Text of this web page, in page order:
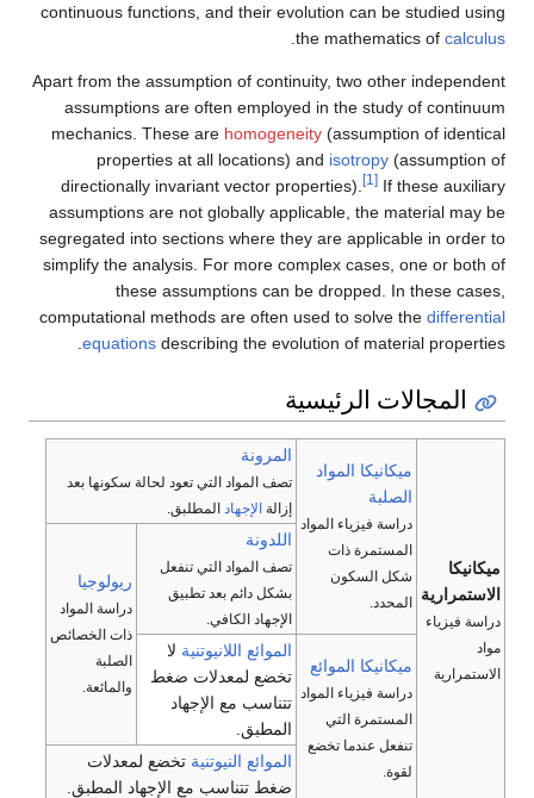
continuous functions, and their evolution
the
.
Apart from the assumption of continuity, two
assumptions are often employed in the
mechanics. These arehomogeneity
properties at all locations) and
directionally invariant vector properties).
assumptions are not globally applicable,
segregated into sections where they are
simplify the analysis. For more complex
these assumptions can be
computational methods are often used to
equationsdescribing the evolution of
تصف المواد التي تعود لحالة سكونها بعد
الإجهادالمطلبق.
اللدونة
تصف المواد التي تنفعل
بشكل دائم بعد تطبيق
الإجهاد الكافي.
ريولوجيا
ذات الخصائص
الصلبة
والمائعة.
الموائع
تخضع لمعدلات ضغط
تتناسب مع الإجهاد
المطبق.
تخضع لمعدلات
ضغط تتناسب مع الإجهاد المطبق.